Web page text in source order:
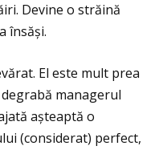
Devine o străină
însăși.
El este mult prea
managerul
așteaptă o
(considerat) perfect,